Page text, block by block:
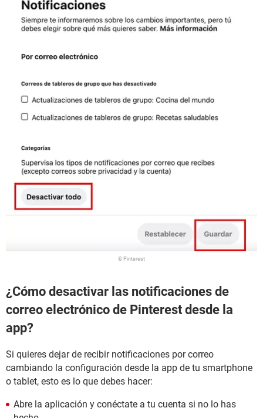
© Pinterest
¿Cómo desactivar las notificaciones de
correo electrónico de Pinterest desde la
app?
Si quieres dejar de recibir notificaciones por correo
cambiando la configuración desde la app de tu smartphone
o tablet, esto es lo que debes hacer:
Abre la aplicación y conéctate a tu cuenta si no lo has